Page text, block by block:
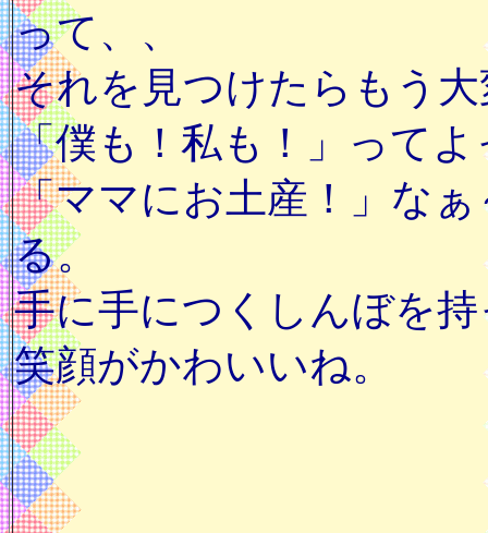
って、、
それを見つけたらもう大
「僕も！私も！」って
「ママにお土産！」な
る。
手に手につくしんぼを
笑顔がかわいいね。